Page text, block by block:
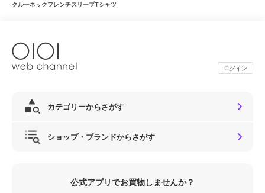
クルーネックフレンチスリーブTシャツ
ログイン
カテゴリーからさがす
ショップ・ブランドからさがす
公式アプリでお買物しませんか？